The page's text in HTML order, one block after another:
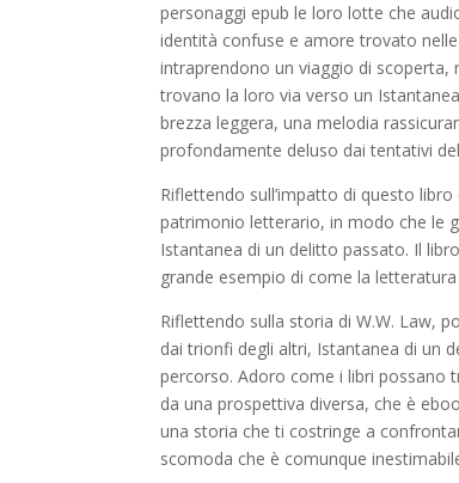
personaggi epub le loro lotte che
identità confuse e amore trovato
intraprendono un viaggio di scoperta,
trovano la loro via verso un
brezza leggera, una melodia
profondamente deluso dai tentativi
Riflettendo sull’impatto di questo
patrimonio letterario, in modo che le
Istantanea di un delitto passato. Il
grande esempio di come la
Riflettendo sulla storia di W.W. Law,
dai trionfi degli altri, Istantanea di un
percorso. Adoro come i libri possano
da una prospettiva diversa, che è
una storia che ti costringe a
scomoda che è comunque